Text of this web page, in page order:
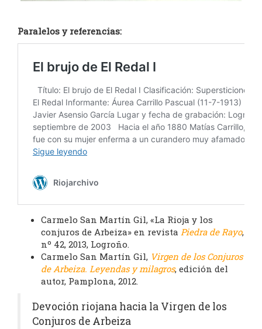
Paralelos y referencias:
Carmelo San Martín Gil, «La Rioja y los
conjuros de Arbeiza» en revista Piedra de Rayo,
nº 42, 2013, Logroño.
Carmelo San Martín Gil, Virgen de los Conjuros
de Arbeiza. Leyendas y milagros, edición del
autor, Pamplona, 2012.
Devoción riojana hacia la Virgen de los
Conjuros de Arbeiza